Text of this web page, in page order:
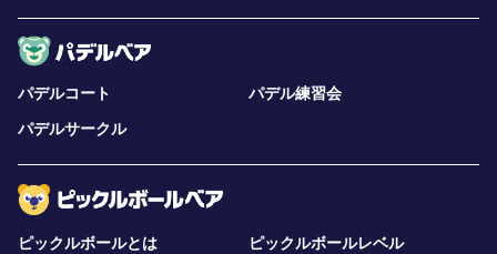
パデルコート
パデル練習会
パデルサークル
ピックルボールとは
ピックルボールレベル